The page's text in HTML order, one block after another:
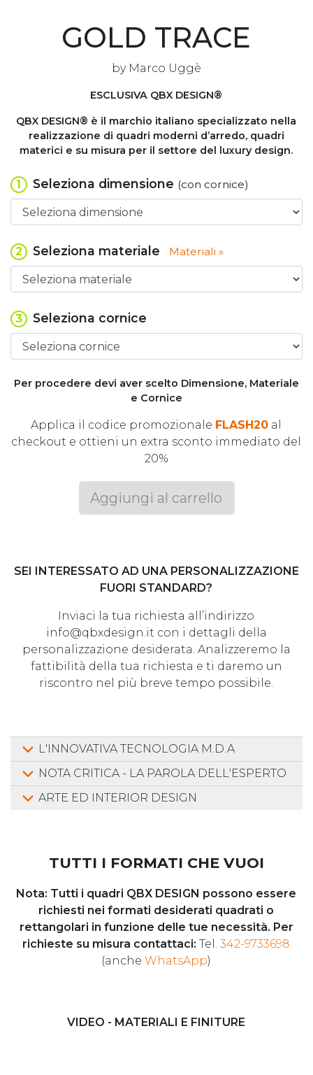
GOLD TRACE
by Marco Uggè
ESCLUSIVA QBX DESIGN®
QBX DESIGN® è il marchio italiano specializzato nella
realizzazione di quadri moderni d’arredo, quadri
materici e su misura per il settore del luxury design.
1 Seleziona dimensione (con cornice)
2 Seleziona materiale Materiali »
3 Seleziona cornice
Per procedere devi aver scelto Dimensione, Materiale
e Cornice
Applica il codice promozionale FLASH20 al
checkout e ottieni un extra sconto immediato del
20%
Aggiungi al carrello
SEI INTERESSATO AD UNA PERSONALIZZAZIONE
FUORI STANDARD?
Inviaci la tua richiesta all’indirizzo
info@qbxdesign.it con i dettagli della
personalizzazione desiderata. Analizzeremo la
fattibilità della tua richiesta e ti daremo un
riscontro nel più breve tempo possibile.
L'INNOVATIVA TECNOLOGIA M.D.A
NOTA CRITICA - LA PAROLA DELL'ESPERTO
ARTE ED INTERIOR DESIGN
TUTTI I FORMATI CHE VUOI
Nota: Tutti i quadri QBX DESIGN possono essere
richiesti nei formati desiderati quadrati o
rettangolari in funzione delle tue necessità. Per
richieste su misura contattaci:Tel.342-9733698
(ancheWhatsApp)
VIDEO - MATERIALI E FINITURE